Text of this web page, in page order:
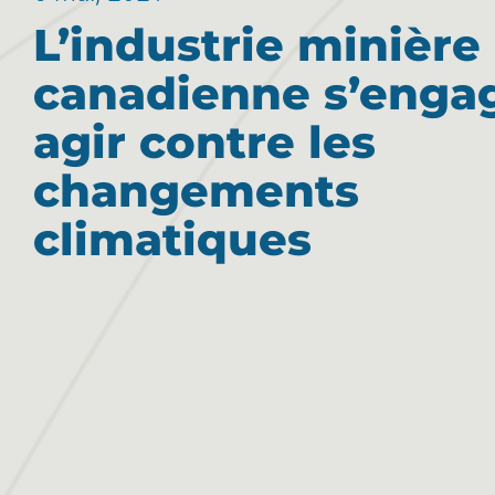
L’industrie minière
canadienne
agir contre les
changements
climatiques